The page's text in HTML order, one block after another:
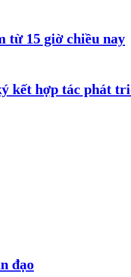
từ 15 giờ chiều nay
kết hợp tác phát
đạo